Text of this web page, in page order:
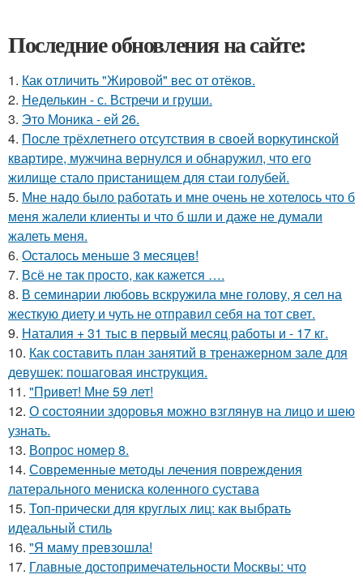
Последние обновления на сайте:
1. Как отличить "Жировой" вес от отёков.
2. Неделькин - с. Встречи и груши.
3. Это Моника - ей 26.
4. После трёхлетнего отсутствия в своей воркутинской
квартире, мужчина вернулся и обнаружил, что его
жилище стало пристанищем для стаи голубей.
5. Мне надо было работать и мне очень не хотелось что б
меня жалели клиенты и что б шли и даже не думали
жалеть меня.
6. Осталось меньше 3 месяцев!
7. Всё не так просто, как кажется ….
8. В семинарии любовь вскружила мне голову, я сел на
жесткую диету и чуть не отправил себя на тот свет.
9. Наталия + 31 тыс в первый месяц работы и - 17 кг.
10. Как составить план занятий в тренажерном зале для
девушек: пошаговая инструкция.
11. "Привет! Мне 59 лет!
12. О состоянии здоровья можно взглянув на лицо и шею
узнать.
13. Вопрос номер 8.
14. Современные методы лечения повреждения
латерального мениска коленного сустава
15. Топ-прически для круглых лиц: как выбрать
идеальный стиль
16. "Я маму превзошла!
17. Главные достопримечательности Москвы: что